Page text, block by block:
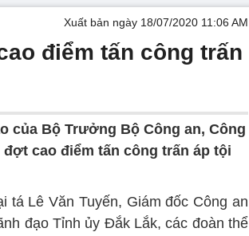
Xuất bản ngày 18/07/2020 11:06 AM
điểm tấn công trấn
của Bộ Trưởng Bộ Công an, Công
cao điểm tấn công trấn áp tội
Lê Văn Tuyến, Giám đốc Công an
đạo Tỉnh ủy Đắk Lắk, các đoàn thể